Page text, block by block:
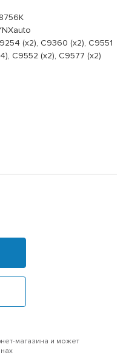
(x2), C9360 (x2), C9551
C9552 (x2), C9577 (x2)
магазина и может